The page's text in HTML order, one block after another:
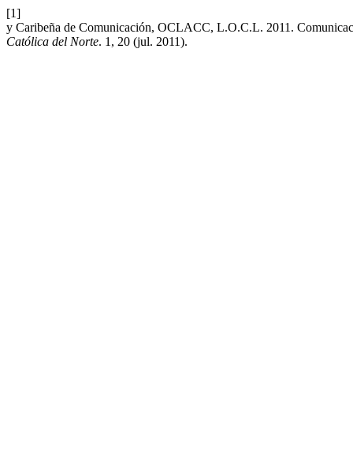
[1]
y Caribeña de Comunicación, OCLACC, L.O.C.L. 2011.
Católica del Norte. 1, 20 (jul. 2011).